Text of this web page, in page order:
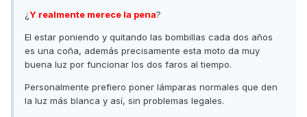
¿Y realmente merece la pena?
El estar poniendo y quitando las bombillas cada dos años
es una coña, además precisamente esta moto da muy
buena luz por funcionar los dos faros al tiempo.
Personalmente prefiero poner lámparas normales que den
la luz más blanca y así, sin problemas legales.